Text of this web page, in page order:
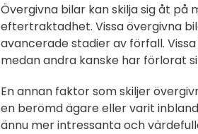
Övergivna bilar kan skilja sig åt på
eftertraktadhet. Vissa övergivna
avancerade stadier av förfall.
medan andra kanske har förlorat
En annan faktor som skiljer
en berömd ägare eller varit
ännu mer intressanta och